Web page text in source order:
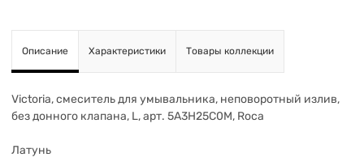
Описание Характеристики Товары коллекции
Victoria, смеситель для умывальника, неповоротный излив,
без донного клапана, L, арт. 5A3H25C0M, Roca
Латунь